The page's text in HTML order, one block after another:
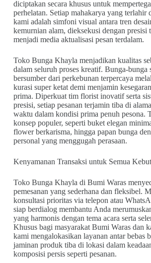
diciptakan secara khusus untuk
perhelatan. Setiap mahakarya yang terlahir
kami adalah simfoni visual antara tren
kemurnian alam, dieksekusi dengan presisi
menjadi media aktualisasi pesan terdalam.
Toko Bunga Khayla menjadikan kualitas
dalam seluruh proses kreatif. Bunga-bunga
bersumber dari perkebunan terpercaya
kurasi super ketat demi menjamin
prima. Diperkuat tim florist inovatif serta
presisi, setiap pesanan terjamin tiba di
waktu dalam kondisi prima penuh pesona.
konsep populer, seperti buket elegan
flower berkarisma, hingga papan bunga
personal yang menggugah perasaan.
Kenyamanan Transaksi untuk Semua
Toko Bunga Khayla di Bumi Waras
pemesanan yang sederhana dan fleksibel.
konsultasi prioritas via telepon atau
siap berdialog membantu Anda
yang harmonis dengan tema acara serta
Khusus bagi masyarakat Bumi Waras dan
kami mengalokasikan layanan antar bebas
jaminan produk tiba di lokasi dalam
komposisi persis seperti pesanan.